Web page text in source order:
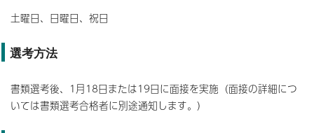
土曜日、日曜日、祝日
選考方法
書類選考後、1月18日または19日に面接を実施（面接の詳細につ
いては書類選考合格者に別途通知します。）